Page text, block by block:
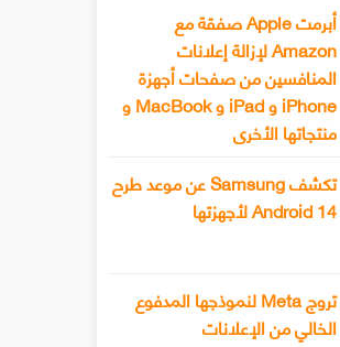
أبرمت Apple صفقة مع
Amazon لإزالة إعلانات
المنافسين من صفحات أجهزة
iPhone و iPad و MacBook و
منتجاتها الأخرى
تكشف Samsung عن موعد طرح
Android 14 لأجهزتها
تروج Meta لنموذجها المدفوع
الخالي من الإعلانات